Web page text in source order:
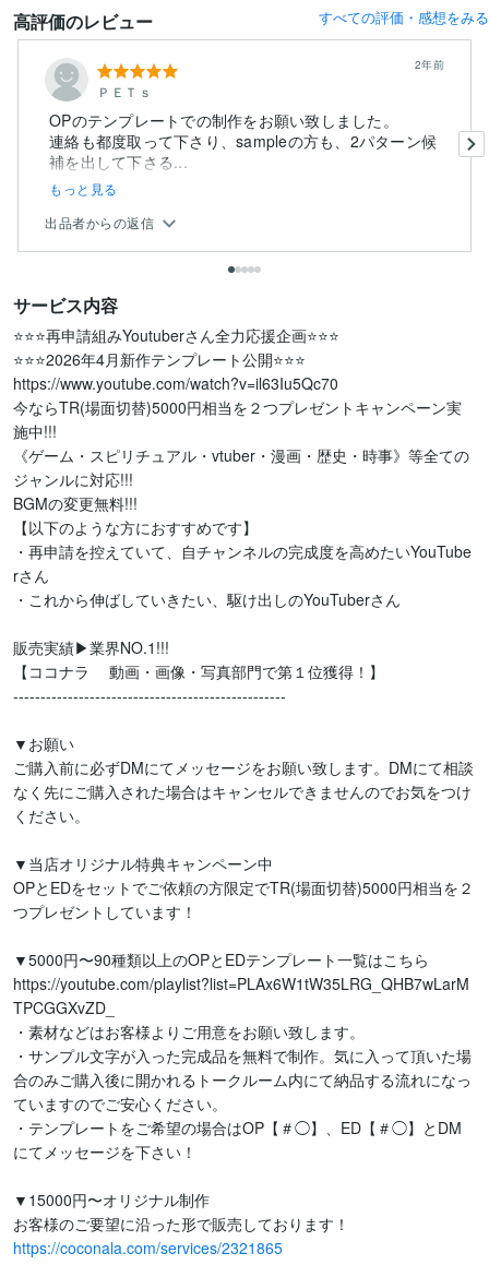
高評価のレビュー すべての評価・感想をみる
ＰＥＴｓ
2年前
OPのテンプレートでの制作をお願い致しました。
連絡も都度取って下さり、sampleの方も、2パターン候
補を出して下さる...
もっと見る
出品者からの返信
サービス内容
⭐️⭐️⭐️再申請組みYoutuberさん全力応援企画⭐️⭐️⭐️
⭐️⭐️⭐️2026年4月新作テンプレート公開⭐️⭐️⭐️
https://www.youtube.com/watch?v=il63Iu5Qc70
今ならTR(場面切替)5000円相当を２つプレゼントキャンペーン実
施中!!!
《ゲーム・スピリチュアル・vtuber・漫画・歴史・時事》等全ての
ジャンルに対応!!!
BGMの変更無料!!!
【以下のような方におすすめです】
・再申請を控えていて、自チャンネルの完成度を高めたいYouTube
rさん
・これから伸ばしていきたい、駆け出しのYouTuberさん
販売実績▶︎業界NO.1!!!
【ココナラ 　動画・画像・写真部門で第１位獲得！】
--------------------------------------------------
▼お願い
ご購入前に必ずDMにてメッセージをお願い致します。DMにて相談
なく先にご購入された場合はキャンセルできませんのでお気をつけ
ください。
▼当店オリジナル特典キャンペーン中
OPとEDをセットでご依頼の方限定でTR(場面切替)5000円相当を２
つプレゼントしています！
▼5000円〜90種類以上のOPとEDテンプレート一覧はこちら
https://youtube.com/playlist?list=PLAx6W1tW35LRG_QHB7wLarM
TPCGGXvZD_
・素材などはお客様よりご用意をお願い致します。
・サンプル文字が入った完成品を無料で制作。気に入って頂いた場
合のみご購入後に開かれるトークルーム内にて納品する流れになっ
ていますのでご安心ください。
・テンプレートをご希望の場合はOP【＃◯】、ED【＃◯】とDM
にてメッセージを下さい！
▼15000円〜オリジナル制作
https://coconala.com/services/2321865